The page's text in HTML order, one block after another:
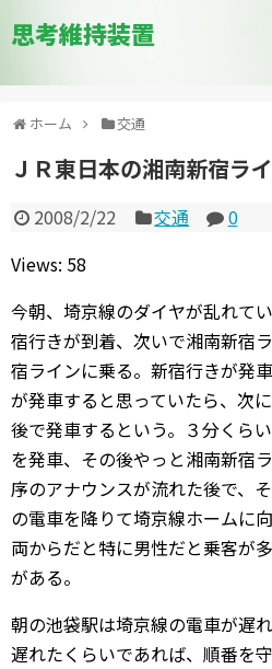
思考維持装置
ホーム 交通
ＪＲ東日本の湘南新宿ラ
2008/2/22 交通
0
Views: 58
今朝、埼京線のダイヤが乱れて
宿行きが到着、次いで湘南新宿
宿ラインに乗る。新宿行きが発
が発車すると思っていたら、次
後で発車するという。３分くら
を発車、その後やっと湘南新宿
序のアナウンスが流れた後で、
の電車を降りて埼京線ホームに
両からだと特に男性だと乗客が
がある。
朝の池袋駅は埼京線の電車が遅
遅れたくらいであれば、順番を